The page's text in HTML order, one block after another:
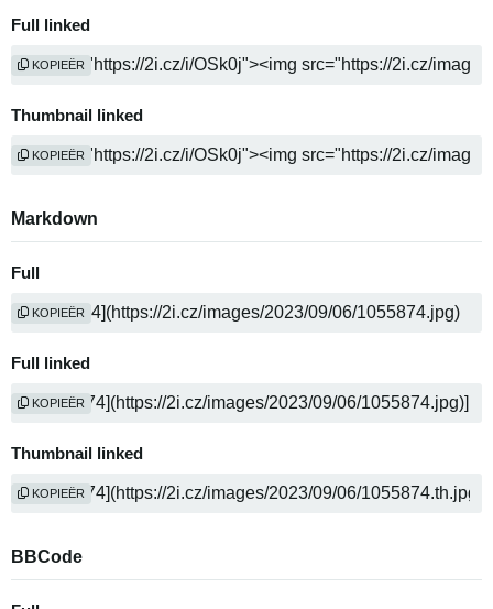
Full linked
KOPIEËR
Thumbnail linked
KOPIEËR
Markdown
Full
KOPIEËR
Full linked
KOPIEËR
Thumbnail linked
KOPIEËR
BBCode